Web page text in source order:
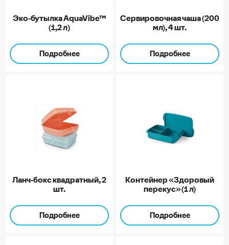
Эко-бутылка AquaVibe™
(1,2 л)
Подробнее
Сервировочная чаша (200
мл), 4 шт.
Подробнее
Ланч-бокс квадратный, 2
шт.
Подробнее
Контейнер «Здоровый
перекус» (1 л)
Подробнее